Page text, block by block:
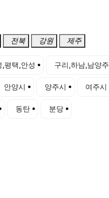
전북 강원 제주
,평택,안성 구리,하남,남양주
안양시 양주시 여주시
동탄 분당